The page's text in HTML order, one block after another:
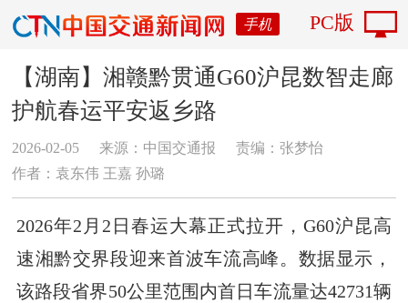
手机 PC版
【湖南】湘赣黔贯通G60沪昆数智走廊
护航春运平安返乡路
2026-02-05 来源：中国交通报
责编：张梦怡
作者：袁东伟 王嘉 孙璐
2026年2月2日春运大幕正式拉开，G60沪昆高
速湘黔交界段迎来首波车流高峰。数据显示，
该路段省界50公里范围内首日车流量达42731辆